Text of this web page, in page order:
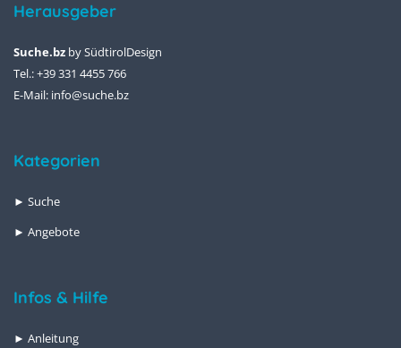
Herausgeber
Suche.bz bySüdtirolDesign
Tel.: +39 331 4455 766
E-Mail: info@suche.bz
Kategorien
► Suche
► Angebote
Infos & Hilfe
► Anleitung